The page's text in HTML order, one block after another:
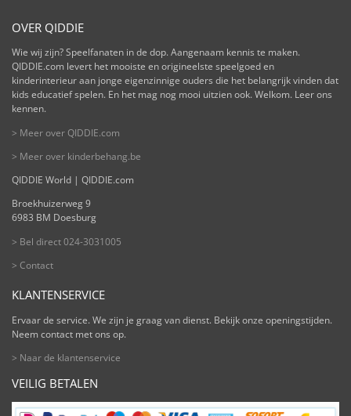
OVER QIDDIE
Wie wij zijn? Speelfanaten in de dop. Aangenaam kennis te maken.
QIDDIE.com levert het mooiste en origineelste speelgoed en
kinderinterieur aan jonge eigenzinnige ouders die het belangrijk vinden dat
kids educatief spelen. En het mag nog mooi uitzien ook. Welkom. Leer ons
kennen.
> Meer over QIDDIE.com
> Meer over kinderbehang.be
QIDDIE World | QIDDIE.com
Broekhuizerweg 9
6983 BM Doesburg
> Bel direct 024-3031005
> Contact
KLANTENSERVICE
Ervaar de service. We zijn je graag van dienst. Bekijk onze openingstijden.
Neem contact met ons op.
> Naar de klantenservice
VEILIG BETALEN